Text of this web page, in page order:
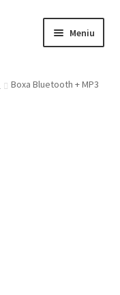
Meniu
Boxa Bluetooth + MP3